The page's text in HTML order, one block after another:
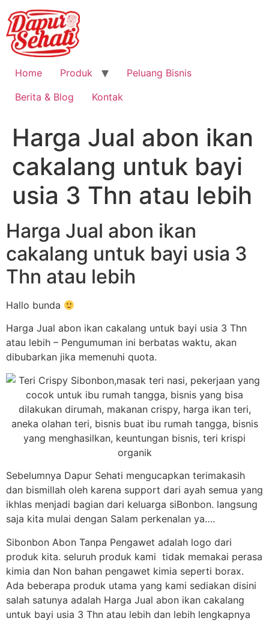
Home Produk
Peluang Bisnis
Berita & Blog
Kontak
Harga Jual abon ikan
cakalang untuk bayi
usia 3 Thn atau lebih
Harga Jual abon ikan
cakalang untuk bayi usia 3
Thn atau lebih
Hallo bunda
Harga Jual abon ikan cakalang untuk bayi usia 3 Thn
atau lebih – Pengumuman ini berbatas waktu, akan
dibubarkan jika memenuhi quota.
Sebelumnya Dapur Sehati mengucapkan terimakasih
dan bismillah oleh karena support dari ayah semua yang
ikhlas menjadi bagian dari keluarga siBonbon. langsung
saja kita mulai dengan Salam perkenalan ya….
Sibonbon Abon Tanpa Pengawet adalah logo dari
produk kita. seluruh produk kami tidak memakai perasa
kimia dan Non bahan pengawet kimia seperti borax.
Ada beberapa produk utama yang kami sediakan disini
salah satunya adalah Harga Jual abon ikan cakalang
untuk bayi usia 3 Thn atau lebih dan lebih lengkapnya